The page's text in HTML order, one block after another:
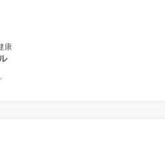
康